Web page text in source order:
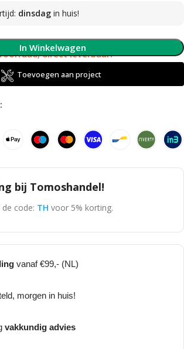
dinsdag in huis!
direct leverbaar!
In Winkelwagen
Toevoegen aan project
bij Tomoshandel!
de code: TH voor 5% korting.
vanaf €99,- (NL)
morgen in huis!
vakkundig advies